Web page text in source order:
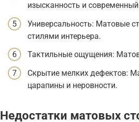
изысканность и
Универсальность: Матовые
стилями интерьера.
Тактильные ощущения:
Скрытие мелких дефектов:
царапины и неровности.
Недостатки матовых